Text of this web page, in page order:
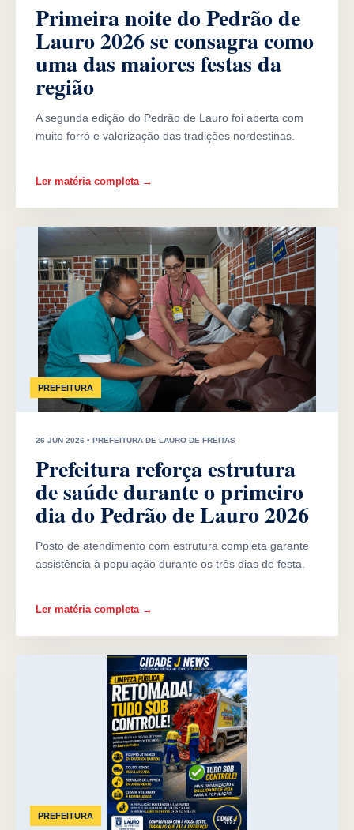
Primeira noite do Pedrão de
Lauro 2026 se consagra como
uma das maiores festas da
região
A segunda edição do Pedrão de Lauro foi aberta com
muito forró e valorização das tradições nordestinas.
Ler matéria completa →
PREFEITURA
26 JUN 2026 • PREFEITURA DE LAURO DE FREITAS
Prefeitura reforça estrutura
de saúde durante o primeiro
dia do Pedrão de Lauro 2026
Posto de atendimento com estrutura completa garante
assistência à população durante os três dias de festa.
Ler matéria completa →
PREFEITURA